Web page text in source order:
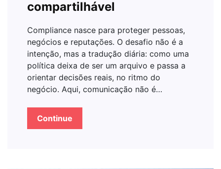
compartilhável
Compliance nasce para proteger pessoas,
negócios e reputações. O desafio não é a
intenção, mas a tradução diária: como uma
política deixa de ser um arquivo e passa a
orientar decisões reais, no ritmo do
negócio. Aqui, comunicação não é…
Continue